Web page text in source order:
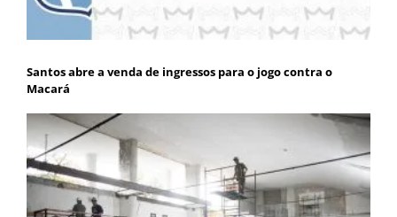
Santos abre a venda de ingressos para o jogo contra o
Macará